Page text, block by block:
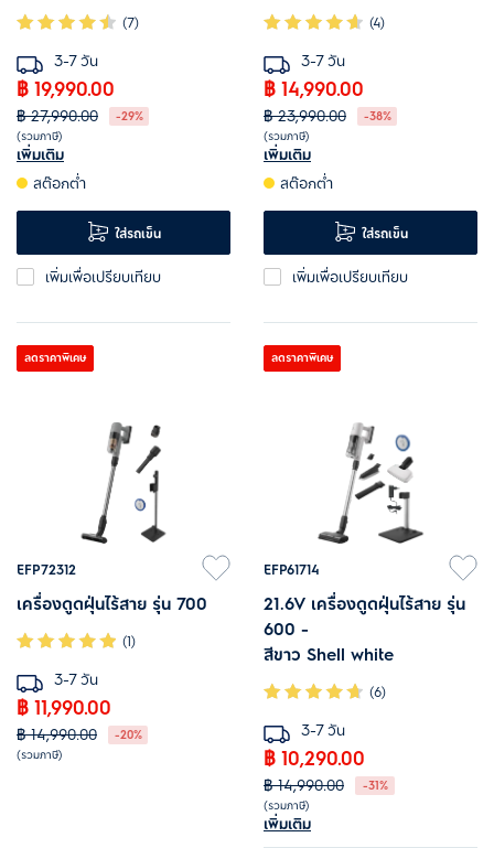
(7)
3-7 วัน
฿ 19,990.00
฿ 27,990.00
-29%
(รวมภาษี)
แท่นวาง All-in-1 เพื่อการดูแล
รักษาที่ง่ายขึ้นไปอีกขั้น
หัวดูดพื้นแข็ง ขจัดฝุ่นผงได้ 100%*
เป็นมากกว่าแท่นชาร์จ แท่นวาง
All-in-1 เทฝุ่นผงอัตโนมัติ ช่วยคง
ประสิทธิภาพในการดูดฝุ่น
เพิ่มเติม
สต๊อกต่ำ
ใส่รถเข็น
เพิ่มเพื่อเปรียบเทียบ
(4)
3-7 วัน
฿ 14,990.00
฿ 23,990.00
-38%
(รวมภาษี)
เครื่องดูดฝุ่นไร้สายน้ำหนักเบา ดูด
ฝุ่นและถูพื้นได้สะดวก
หัวดูดพื้นแข็ง ขจัดฝุ่นผงได้ 100%*
ระบบแยกฝุ่นไซโคลนหลายขั้นตอน
ช่วยลดการอุดตันของตัวกรอง
เพิ่มเติม
สต๊อกต่ำ
ใส่รถเข็น
เพิ่มเพื่อเปรียบเทียบ
ลดราคาพิเศษ
EFP72312
เครื่องดูดฝุ่นไร้สาย รุ่น 700
(1)
3-7 วัน
฿ 11,990.00
฿ 14,990.00
-20%
(รวมภาษี)
ลดราคาพิเศษ
EFP61714
21.6V เครื่องดูดฝุ่นไร้สาย รุ่น
600 -
สีขาว Shell white
(6)
3-7 วัน
฿ 10,290.00
฿ 14,990.00
-31%
(รวมภาษี)
ขจัดฝุ่นผงสูงสุดถึง 100%*
เพิ่มเติม